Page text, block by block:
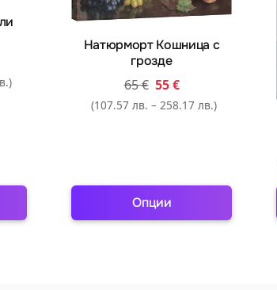
chosen
the
product
page
Натюрморт Кошница с
грозде
65€ 55€
(107.57 лв. – 258.17 лв.)
Опции